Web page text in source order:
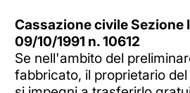
Cassazione civile Sezione
09/10/1991 n. 10612
Se nell'ambito del
fabbricato, il proprietario